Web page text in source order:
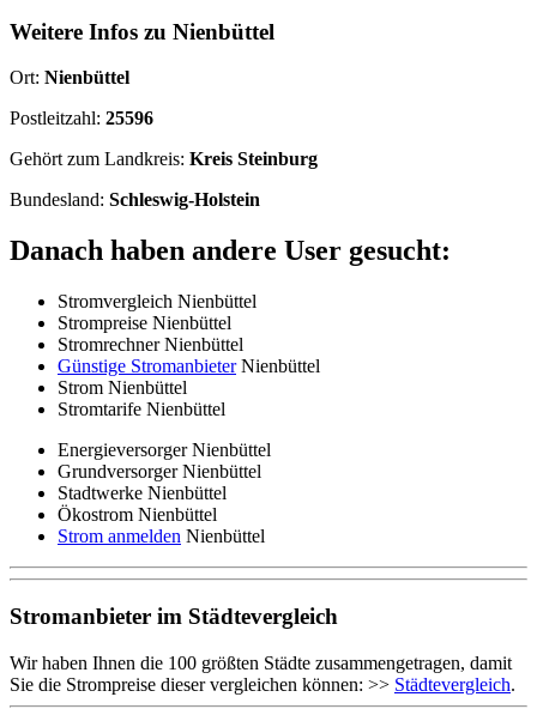
Weitere Infos zu Nienbüttel
Ort: Nienbüttel
Postleitzahl: 25596
Gehört zum Landkreis: Kreis Steinburg
Bundesland: Schleswig-Holstein
Danach haben andere User gesucht:
Stromvergleich Nienbüttel
Strompreise Nienbüttel
Stromrechner Nienbüttel
Günstige StromanbieterNienbüttel
Strom Nienbüttel
Stromtarife Nienbüttel
Energieversorger Nienbüttel
Grundversorger Nienbüttel
Stadtwerke Nienbüttel
Ökostrom Nienbüttel
Strom anmelden Nienbüttel
Stromanbieter im Städtevergleich
Wir haben Ihnen die 100 größten Städte zusammengetragen, damit
Sie die Strompreise dieser vergleichen können: >> Städtevergleich.